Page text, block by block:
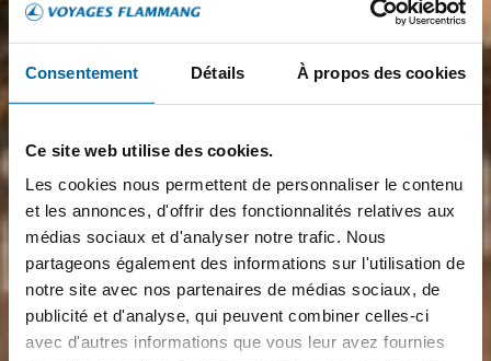
Consentement Détails À propos des cookies
Ce site web utilise des cookies.
Les cookies nous permettent de personnaliser le contenu
et les annonces, d'offrir des fonctionnalités relatives aux
médias sociaux et d'analyser notre trafic. Nous
partageons également des informations sur l'utilisation de
notre site avec nos partenaires de médias sociaux, de
publicité et d'analyse, qui peuvent combiner celles-ci
avec d'autres informations que vous leur avez fournies